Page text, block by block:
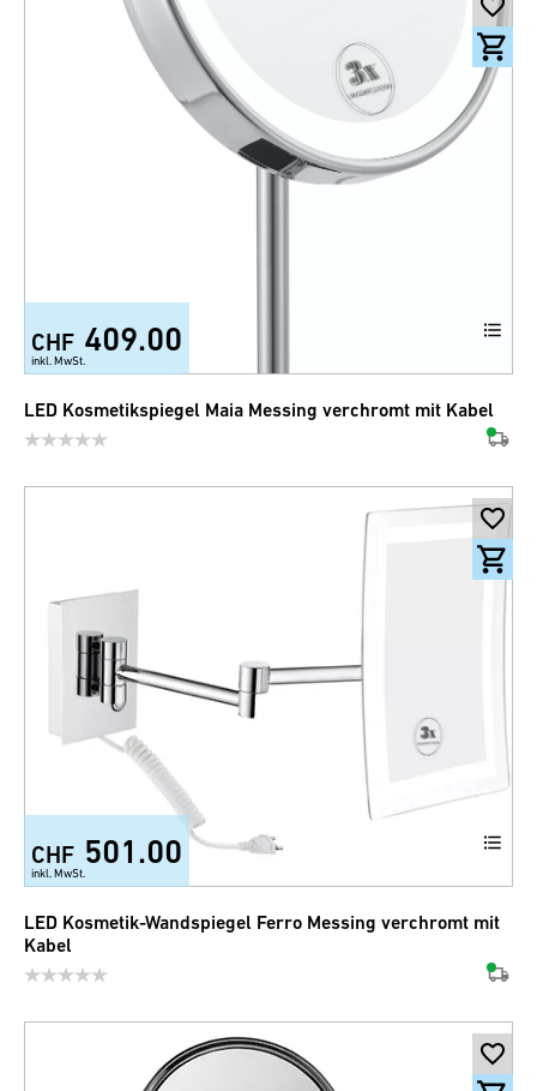
CHF 409.00
inkl. MwSt.
LED Kosmetikspiegel Maia Messing verchromt mit Kabel
CHF 501.00
inkl. MwSt.
LED Kosmetik-Wandspiegel Ferro Messing verchromt mit
Kabel